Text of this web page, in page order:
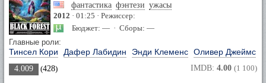
фантастика фэнтези ужасы
2012 · 01:25 · Режиссер:
Бюджет: — · Сборы: —
Главные роли:
Тинсел Кори Дафер Лабидин Энди Клеменс Оливер Джеймс
4.009 (428) IMDB: 4.00 (1 100)